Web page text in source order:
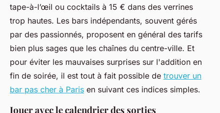
tape-à-l’œil ou cocktails à 15 € dans des verrines
trop hautes. Les bars indépendants, souvent gérés
par des passionnés, proposent en général des tarifs
bien plus sages que les chaînes du centre-ville. Et
pour éviter les mauvaises surprises sur l'addition en
fin de soirée, il est tout à fait possible de trouver un
bar pas cher à Paris en suivant ces indices simples.
Jouer avec le calendrier des sorties